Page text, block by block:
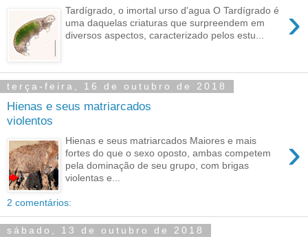
›
Tardígrado, o imortal urso d'agua O Tardígrado é
uma daquelas criaturas que surpreendem em
diversos aspectos, caracterizado pelos estu...
terça-feira, 16 de outubro de 2018
Hienas e seus matriarcados
violentos
›
Hienas e seus matriarcados Maiores e mais
fortes do que o sexo oposto, ambas competem
pela dominação de seu grupo, com brigas
violentas e...
2 comentários:
sábado, 13 de outubro de 2018